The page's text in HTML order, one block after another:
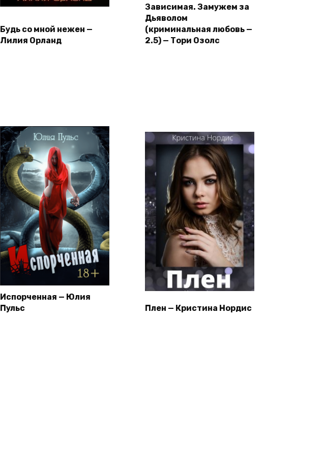
Будь со мной нежен —
Лилия Орланд
Зависимая. Замужем за
Дьяволом
(криминальная любовь —
2.5) — Тори Озолс
Испорченная — Юлия
Пульс
Плен — Кристина Нордис